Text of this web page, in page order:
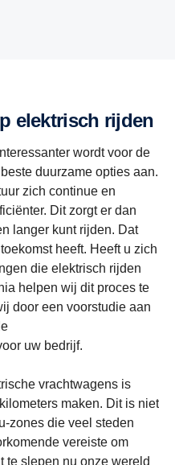
elektrisch rijden
wordt voor de
duurzame opties aan.
zich continue en
Dit zorgt er dan
langer kunt rijden. Dat
heeft. Heeft u zich
die elektrisch rijden
helpen wij dit proces te
door een voorstudie aan
uw bedrijf.
vrachtwagens is
maken. Dit is niet
zones die veel steden
vereiste om
te slepen nu onze wereld